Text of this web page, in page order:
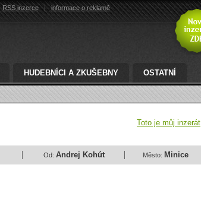
RSS inzerce | informace o reklamě
HUDEBNÍCI A ZKUŠEBNY OSTATNÍ
Toto je můj inzerát
Od: Andrej Kohút Město: Minice